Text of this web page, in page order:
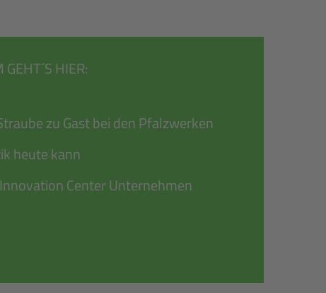
HIER:
zu Gast bei den Pfalzwerken
heute kann
Center Unternehmen